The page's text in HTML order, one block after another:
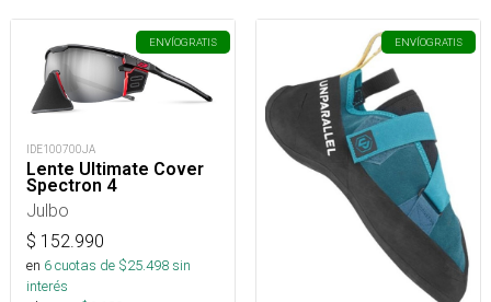
ENVÍOGRATIS
IDE100700JA
Lente Ultimate Cover
Spectron 4
Julbo
$ 152.990
en 6cuotas de $25.498sin
interés
ENVÍOGRATIS